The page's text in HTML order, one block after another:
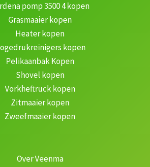
pomp 3500 4 kopen
Grasmaaier kopen
Heater kopen
kopen
Pelikaanbak Kopen
Shovel kopen
Vorkheftruck kopen
Zitmaaier kopen
Zweefmaaier kopen
Over Veenma